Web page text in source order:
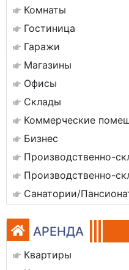
Комнаты
Гостиница
Гаражи
Магазины
Офисы
Склады
Коммерческие
Бизнес
Производственно-
Производственно-
Санатории/
АРЕНДА
Квартиры